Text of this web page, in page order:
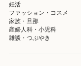
妊活
ファッション・コスメ
家族・旦那
産婦人科・小児科
雑談・つぶやき